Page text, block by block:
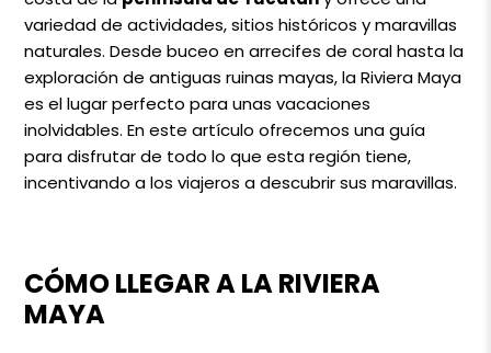
variedad de actividades, sitios históricos y maravillas
naturales. Desde buceo en arrecifes de coral hasta la
exploración de antiguas ruinas mayas, la Riviera Maya
es el lugar perfecto para unas vacaciones
inolvidables. En este artículo ofrecemos una guía
para disfrutar de todo lo que esta región tiene,
incentivando a los viajeros a descubrir sus maravillas.
CÓMO LLEGAR A LA RIVIERA
MAYA